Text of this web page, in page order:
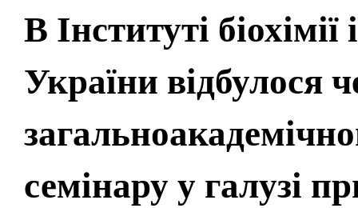
В Інституті
України відбулося
семінару у галузі